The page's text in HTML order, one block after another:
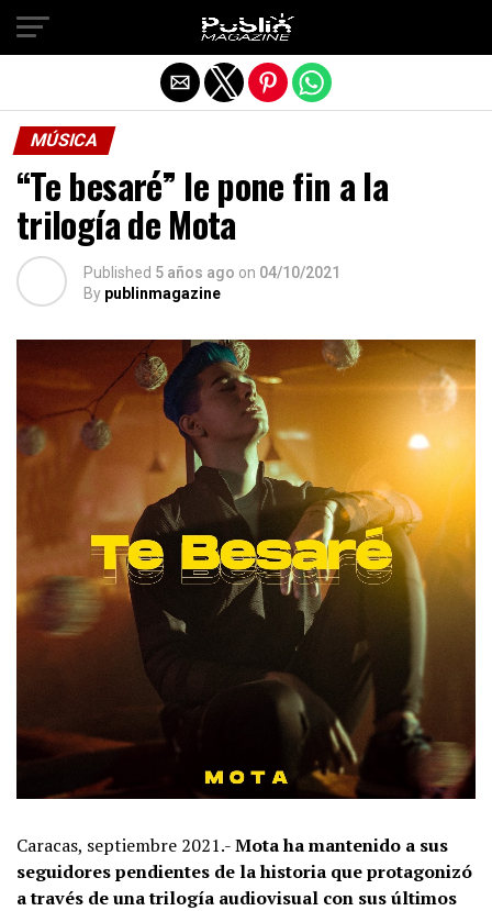
MÚSICA
“Te besaré” le pone fin a la
trilogía de Mota
Published 5 años ago on 04/10/2021
By publinmagazine
Caracas, septiembre 2021.-Mota ha mantenido a sus
seguidores pendientes de la historia que protagonizó
a través de una trilogía audiovisual con sus últimos
Salir de la versión móvil